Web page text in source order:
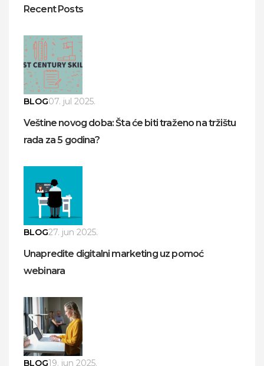
Recent Posts
BLOG07. jul 2025.
Veštine novog doba: Šta će biti traženo na tržištu
rada za 5 godina?
BLOG27. jun 2025.
Unapredite digitalni marketing uz pomoć
webinara
BLOG19. jun 2025.